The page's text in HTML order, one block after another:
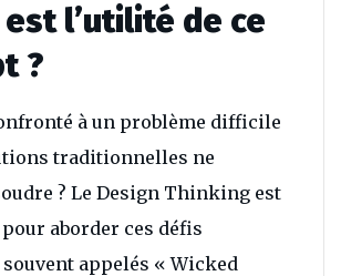
l’utilité de ce
?
à un problème difficile
traditionnelles ne
? Le Design Thinking est
aborder ces défis
appelés « Wicked